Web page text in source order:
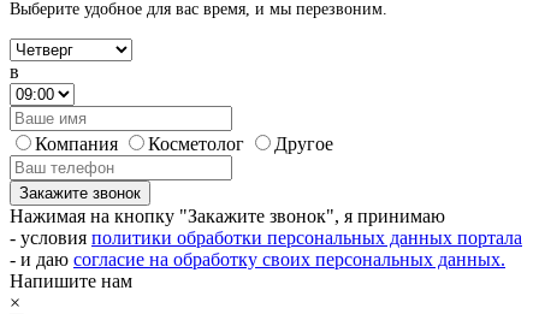
Выберите удобное для вас время, и мы перезвоним.
в
Компания Косметолог Другое
Закажите звонок
Нажимая на кнопку "Закажите звонок", я принимаю
- условия политики обработки персональных данных портала
- и даю согласие на обработку своих персональных данных.
Напишите нам
×